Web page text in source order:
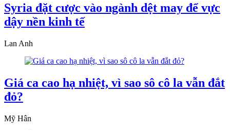
Syria đặt cược vào ngành dệt may để vực
dậy nền kinh tế
Lan Anh
Giá ca cao hạ nhiệt, vì sao sô cô la vẫn đắt
đỏ?
Mỹ Hân